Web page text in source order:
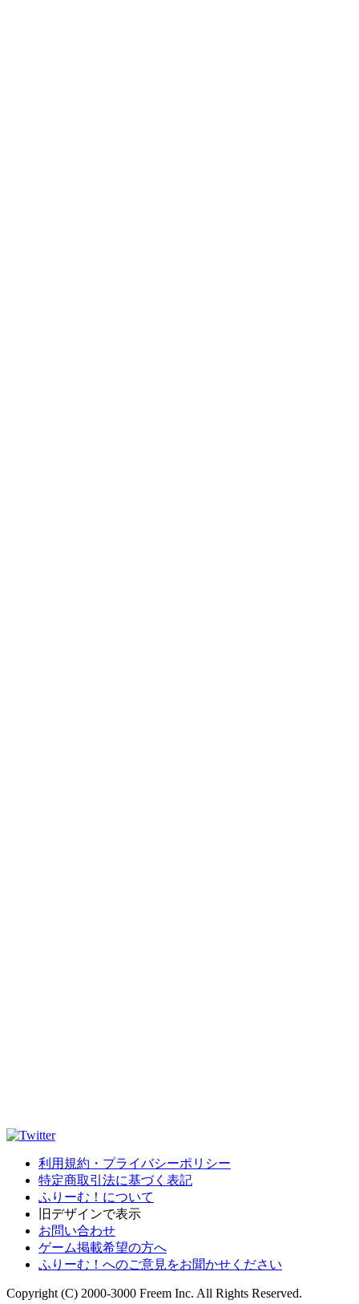
利用規約・プライバシーポリシー
特定商取引法に基づく表記
ふりーむ！について
旧デザインで表示
お問い合わせ
ゲーム掲載希望の方へ
ふりーむ！へのご意見をお聞かせください
Copyright (C) 2000-3000 Freem Inc. All Rights Reserved.